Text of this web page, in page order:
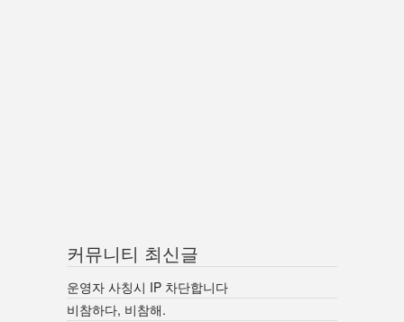
커뮤니티 최신글
운영자 사칭시 IP 차단합니다
비참하다, 비참해.